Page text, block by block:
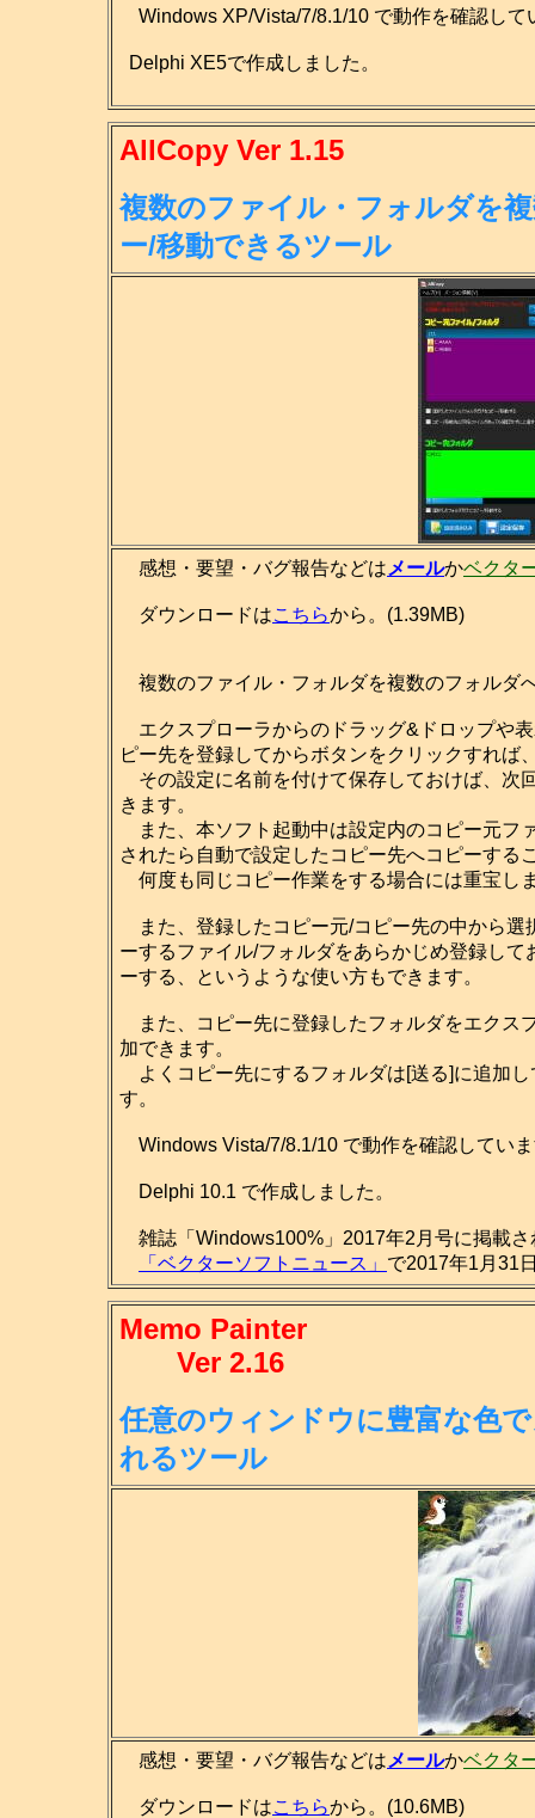
Windows XP/Vista/7/8.1/10 で動作を確認して
Delphi XE5で作成しました。
AllCopy Ver 1.15
複数のファイル・フォルダを
ー/移動できるツール
感想・要望・バグ報告などは メールかベクタ
ダウンロードはこちらから。(1.39MB)
複数のファイル・フォルダを複数のフォルダ
エクスプローラからのドラッグ&ドロップや
ピー先を登録してからボタンをクリックすれば
その設定に名前を付けて保存しておけば、次
きます。
また、本ソフト起動中は設定内のコピー元フ
されたら自動で設定したコピー先へコピーする
何度も同じコピー作業をする場合には重宝し
また、登録したコピー元/コピー先の中から選
ーするファイル/フォルダをあらかじめ登録し
ーする、というような使い方もできます。
また、コピー先に登録したフォルダをエクス
加できます。
よくコピー先にするフォルダは[送る]に追加
す。
Windows Vista/7/8.1/10 で動作を確認してい
Delphi 10.1 で作成しました。
雑誌「Windows100%」2017年2月号に掲載さ
「ベクターソフトニュース」 で2017年1月31
Memo Painter
Ver 2.16
任意のウィンドウに豊富な色
れるツール
感想・要望・バグ報告などは メールかベクタ
ダウンロードはこちらから。(10.6MB)